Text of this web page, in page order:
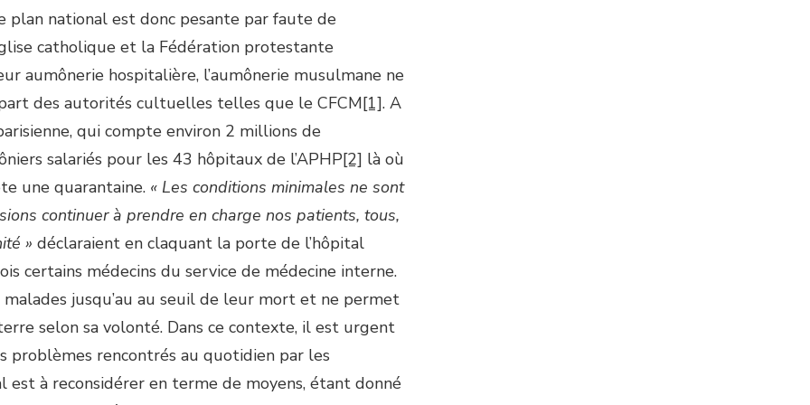
national est donc pesante par faute de
catholique et la Fédération protestante
aumônerie hospitalière, l’aumônerie musulmane ne
des autorités cultuelles telles que le CFCM[1]. A
qui compte environ 2 millions de
salariés pour les 43 hôpitaux de l’APHP[2] là où
une quarantaine. « Les conditions minimales ne sont
continuer à prendre en charge nos patients, tous,
» déclaraient en claquant la porte de l’hôpital
certains médecins du service de médecine interne.
jusqu’au au seuil de leur mort et ne permet
selon sa volonté. Dans ce contexte, il est urgent
problèmes rencontrés au quotidien par les
est à reconsidérer en terme de moyens, étant donné